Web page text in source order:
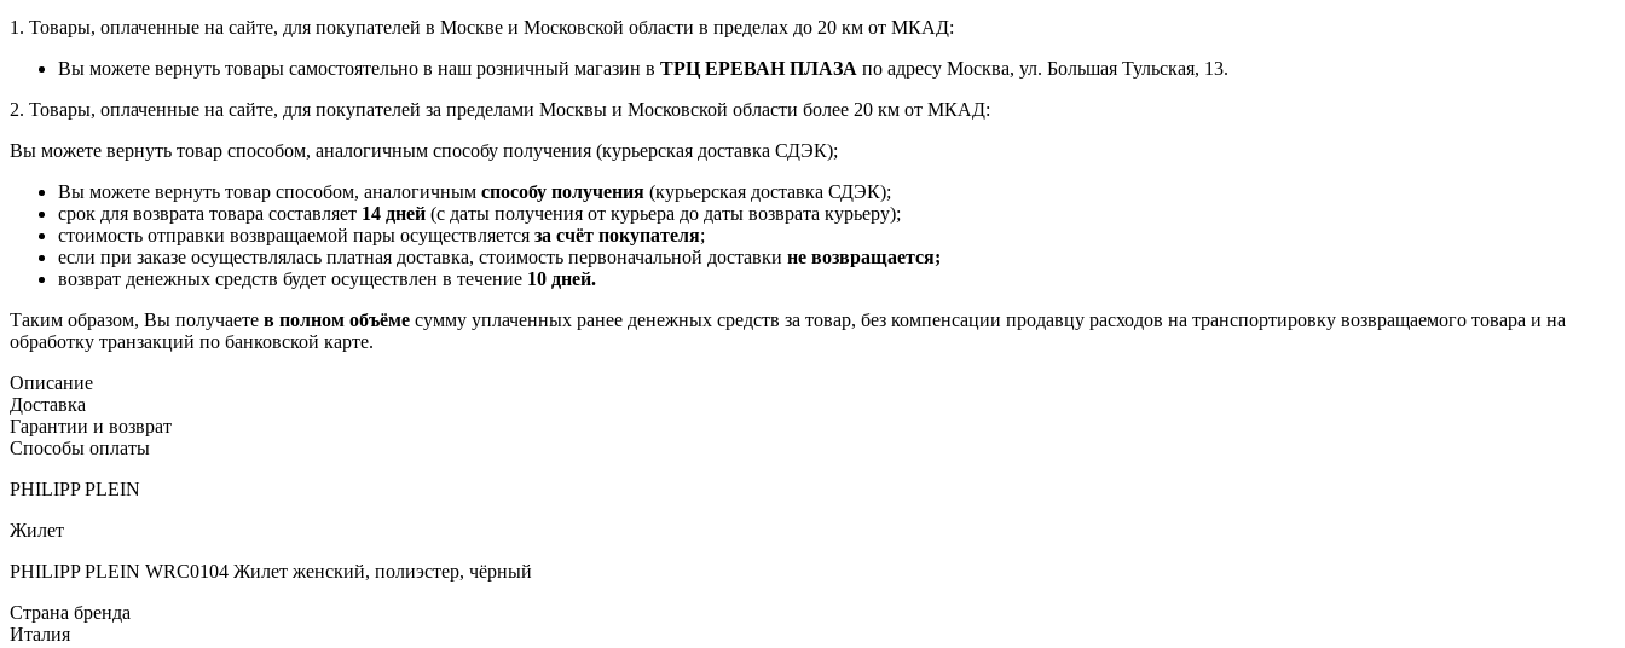
1. Товары, оплаченные на сайте, для покупателей в Москве и Московской области в пределах до 20 км от МКАД:
Вы можете вернуть товары самостоятельно в наш розничный магазин в ТРЦ ЕРЕВАН ПЛАЗА по адресу Москва, ул. Большая Тульская, 13.
2. Товары, оплаченные на сайте, для покупателей за пределами Москвы и Московской области более 20 км от МКАД:
Вы можете вернуть товар способом, аналогичным способу получения (курьерская доставка СДЭК);
Вы можете вернуть товар способом, аналогичным способу получения (курьерская доставка СДЭК);
срок для возврата товара составляет 14 дней (с даты получения от курьера до даты возврата курьеру);
стоимость отправки возвращаемой пары осуществляется за счёт покупателя;
если при заказе осуществлялась платная доставка, стоимость первоначальной доставки не возвращается;
возврат денежных средств будет осуществлен в течение 10 дней.
Таким образом, Вы получаете в полном объёме сумму уплаченных ранее денежных средств за товар, без компенсации продавцу расходов на транспортировку возвращаемого товара и на
обработку транзакций по банковской карте.
Описание
Доставка
Гарантии и возврат
Способы оплаты
PHILIPP PLEIN
Жилет
PHILIPP PLEIN WRC0104 Жилет женский, полиэстер, чёрный
Страна бренда
Италия